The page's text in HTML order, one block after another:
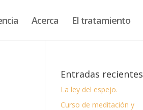
Acerca El tratamiento
Entradas recientes
La ley del espejo.
Curso de meditación y